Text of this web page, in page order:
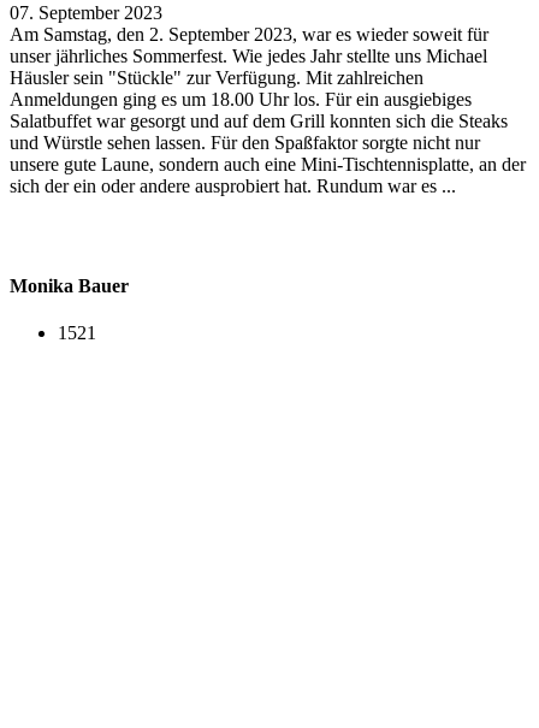
07. September 2023
Am Samstag, den 2. September 2023, war es wieder soweit für
unser jährliches Sommerfest. Wie jedes Jahr stellte uns Michael
Häusler sein "Stückle" zur Verfügung. Mit zahlreichen
Anmeldungen ging es um 18.00 Uhr los. Für ein ausgiebiges
Salatbuffet war gesorgt und auf dem Grill konnten sich die Steaks
und Würstle sehen lassen. Für den Spaßfaktor sorgte nicht nur
unsere gute Laune, sondern auch eine Mini-Tischtennisplatte, an der
sich der ein oder andere ausprobiert hat. Rundum war es ...
Monika Bauer
1521